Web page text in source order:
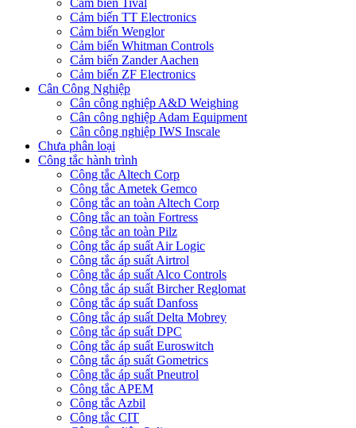
Cảm biến Tival
Cảm biến TT Electronics
Cảm biến Wenglor
Cảm biến Whitman Controls
Cảm biến Zander Aachen
Cảm biến ZF Electronics
Cân Công Nghiệp
Cân công nghiệp A&D Weighing
Cân công nghiệp Adam Equipment
Cân công nghiệp IWS Inscale
Chưa phân loại
Công tắc hành trình
Công tắc Altech Corp
Công tắc Ametek Gemco
Công tắc an toàn Altech Corp
Công tắc an toàn Fortress
Công tắc an toàn Pilz
Công tắc áp suất Air Logic
Công tắc áp suất Airtrol
Công tắc áp suất Alco Controls
Công tắc áp suất Bircher Reglomat
Công tắc áp suất Danfoss
Công tắc áp suất Delta Mobrey
Công tắc áp suất DPC
Công tắc áp suất Euroswitch
Công tắc áp suất Gometrics
Công tắc áp suất Pneutrol
Công tắc APEM
Công tắc Azbil
Công tắc CIT